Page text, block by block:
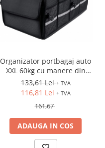
Organizator portbagaj auto
XXL 60kg cu manere din
aluminiu
133,61 Lei+ TVA
116,81 Lei + TVA
161,67
ADAUGA IN COS